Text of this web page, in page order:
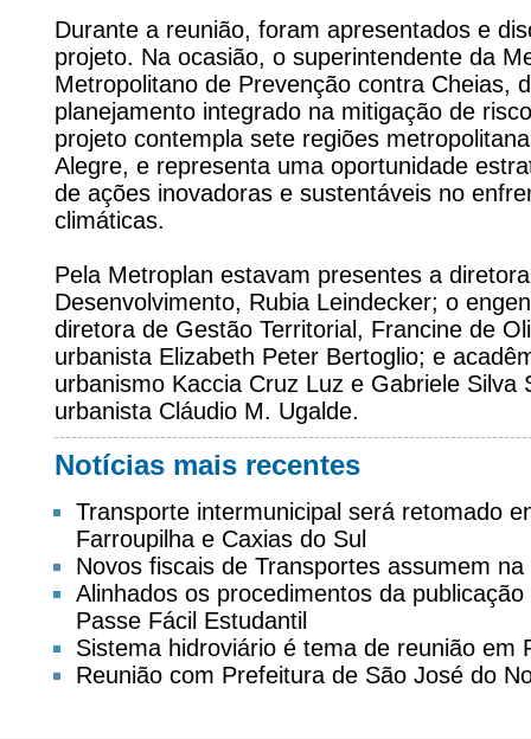
Durante a reunião, foram apresentados e
projeto. Na ocasião, o superintendente da
Metropolitano de Prevenção contra Cheias,
planejamento integrado na mitigação de
projeto contempla sete regiões
Alegre, e representa uma oportunidade
de ações inovadoras e sustentáveis no
climáticas.
Pela Metroplan estavam presentes a
Desenvolvimento, Rubia Leindecker; o
diretora de Gestão Territorial, Francine de
urbanista Elizabeth Peter Bertoglio; e
urbanismo Kaccia Cruz Luz e Gabriele Silva
urbanista Cláudio M. Ugalde.
Notícias mais recentes
Transporte intermunicipal será retomado
Farroupilha e Caxias do Sul
Novos fiscais de Transportes assumem
Alinhados os procedimentos da
Passe Fácil Estudantil
Sistema hidroviário é tema de reunião em
Reunião com Prefeitura de São José do